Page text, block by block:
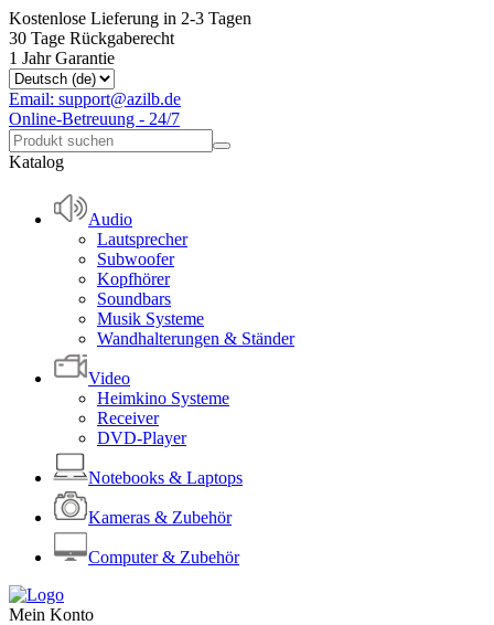
Kostenlose Lieferung in 2-3 Tagen
30 Tage Rückgaberecht
1 Jahr Garantie
Email: support@azilb.de
Online-Betreuung - 24/7
Katalog
Audio
Lautsprecher
Subwoofer
Kopfhörer
Soundbars
Musik Systeme
Wandhalterungen & Ständer
Video
Heimkino Systeme
Receiver
DVD-Player
Notebooks & Laptops
Kameras & Zubehör
Computer & Zubehör
Mein Konto